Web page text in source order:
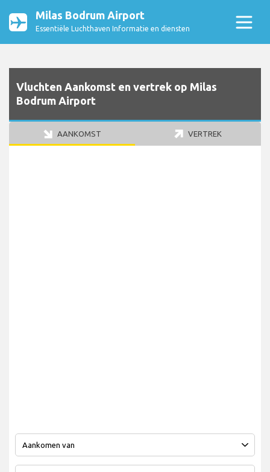
Milas Bodrum Airport
Essentiële Luchthaven Informatie en diensten
Vluchten Aankomst en vertrek op Milas
Bodrum Airport
AANKOMST VERTREK